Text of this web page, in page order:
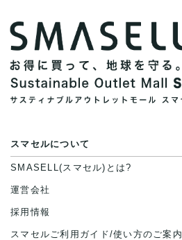
スマセルについて
SMASELL(スマセル)とは?
運営会社
採用情報
スマセルご利用ガイド/使い方のご案内